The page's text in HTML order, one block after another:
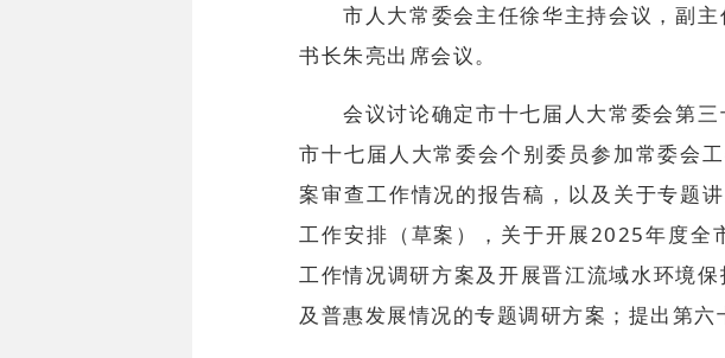
市人大常委会主任徐华主持会议，副
书长朱亮出席会议。
会议讨论确定市十七届人大常委会第
市十七届人大常委会个别委员参加常委会
案审查工作情况的报告稿，以及关于专题
工作安排（草案），关于开展2025年度全
工作情况调研方案及开展晋江流域水环境
及普惠发展情况的专题调研方案；提出第六